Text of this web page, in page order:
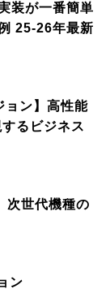
装が一番簡単
25-26年最新
ョン】高性能
るビジネス
次世代機種の
ン